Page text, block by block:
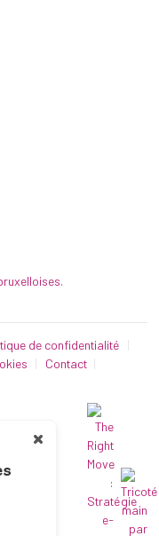
de confidentialité
Contact